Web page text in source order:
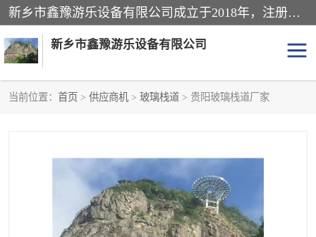
新乡市鑫豫游乐设备有限公司成立于2018年，注册地位于河南省。经营范围包括游乐设备、滑索、滑道、空中自行车、吊桥、拓展器材、攀岩器材、趣桥、悬崖秋千、网红桥、儿童乐园设备、水上乐园设备、丛林穿越设备、音乐呐喊设备、轨道滑车、栈道、玻璃滑道、观景平台、景观包装的设计、制造、销售、安装、维修，景区策划服务。
新乡市鑫豫游乐设备有限公司
当前位置： 首页 > 供应商机 > 玻璃栈道 > 贵阳玻璃栈道厂家
悬崖秋千 儿童乐园设备
水上乐园设备
攀岩器材